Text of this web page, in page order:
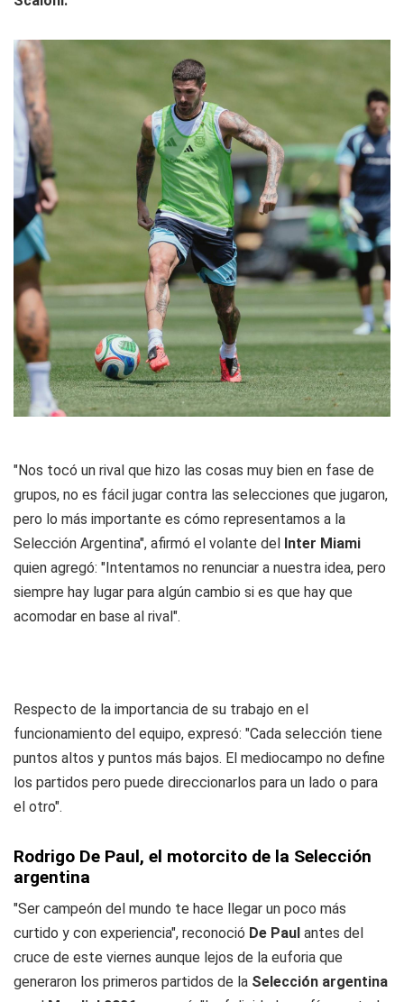
"Nos tocó un rival que hizo las cosas muy bien en fase de
grupos, no es fácil jugar contra las selecciones que jugaron,
pero lo más importante es cómo representamos a la
Selección Argentina", afirmó el volante del Inter Miami
quien agregó: "Intentamos no renunciar a nuestra idea, pero
siempre hay lugar para algún cambio si es que hay que
acomodar en base al rival".
Respecto de la importancia de su trabajo en el
funcionamiento del equipo, expresó: "Cada selección tiene
puntos altos y puntos más bajos. El mediocampo no define
los partidos pero puede direccionarlos para un lado o para
el otro".
Rodrigo De Paul, el motorcito de la Selección
argentina
"Ser campeón del mundo te hace llegar un poco más
curtido y con experiencia", reconoció De Paul antes del
cruce de este viernes aunque lejos de la euforia que
generaron los primeros partidos de la Selección argentina